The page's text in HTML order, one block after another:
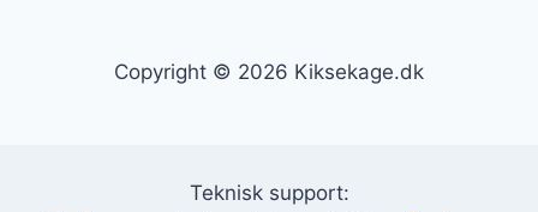
Copyright © 2026 Kiksekage.dk
Teknisk support: